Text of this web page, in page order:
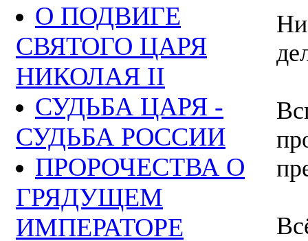
О ПОДВИГЕ
СВЯТОГО ЦАРЯ
НИКОЛАЯ II
СУДЬБА ЦАРЯ -
СУДЬБА РОССИИ
ПРОРОЧЕСТВА О
ГРЯДУЩЕМ
ИМПЕРАТОРЕ
Ни